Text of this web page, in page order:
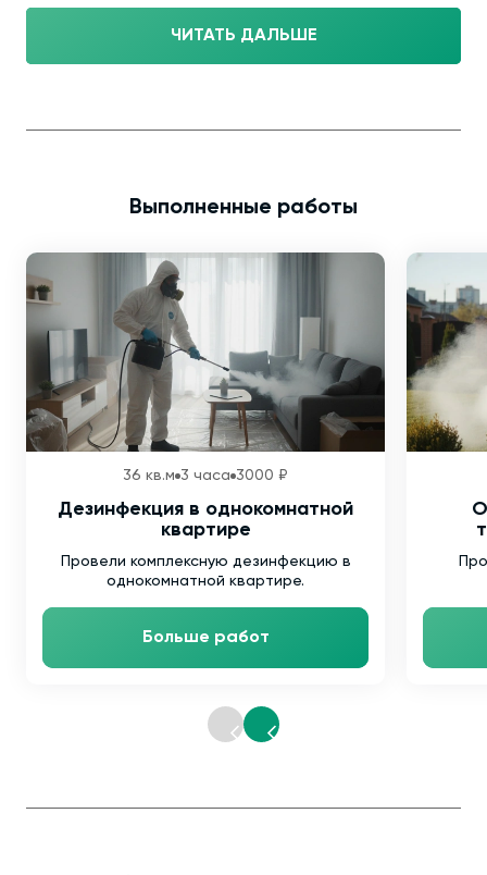
ЧИТАТЬ ДАЛЬШЕ
Выполненные работы
36 кв.м 3 часа 3000 ₽
Дезинфекция в однокомнатной
квартире
Провели комплексную дезинфекцию в
однокомнатной квартире.
Больше работ